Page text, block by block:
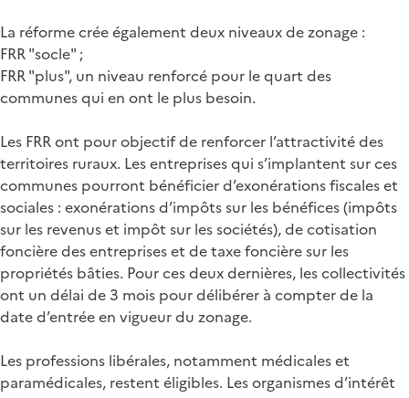
La réforme crée également deux niveaux de zonage :
FRR "socle" ;
FRR "plus", un niveau renforcé pour le quart des
communes qui en ont le plus besoin.
Les FRR ont pour objectif de renforcer l’attractivité des
territoires ruraux. Les entreprises qui s’implantent sur ces
communes pourront bénéficier d’exonérations fiscales et
sociales : exonérations d’impôts sur les bénéfices (impôts
sur les revenus et impôt sur les sociétés), de cotisation
foncière des entreprises et de taxe foncière sur les
propriétés bâties. Pour ces deux dernières, les collectivités
ont un délai de 3 mois pour délibérer à compter de la
date d’entrée en vigueur du zonage.
Les professions libérales, notamment médicales et
paramédicales, restent éligibles. Les organismes d’intérêt